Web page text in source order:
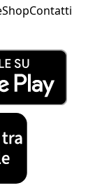
ShopContatti